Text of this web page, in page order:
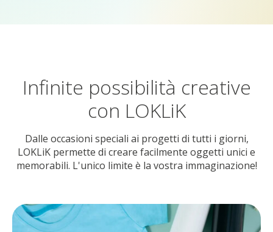
Infinite possibilità creative
con LOKLiK
Dalle occasioni speciali ai progetti di tutti i giorni,
LOKLiK permette di creare facilmente oggetti unici e
memorabili. L'unico limite è la vostra immaginazione!